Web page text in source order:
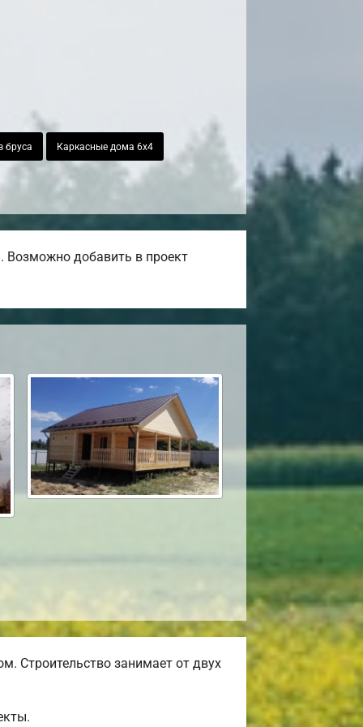
бруса Каркасные дома 6х4
Возможно добавить в проект
Строительство занимает от двух